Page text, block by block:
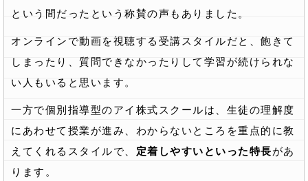
という間だったという称賛の声もありました。
オンラインで動画を視聴する受講スタイルだと、飽きて
しまったり、質問できなかったりして学習が続けられな
い人もいると思います。
一方で個別指導型のアイ株式スクールは、生徒の理解度
にあわせて授業が進み、わからないところを重点的に教
えてくれるスタイルで、 定着しやすいといった特長があ
ります。